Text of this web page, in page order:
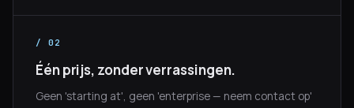
/ 02
Één prijs, zonder verrassingen.
Geen 'starting at', geen 'enterprise — neem contact op'